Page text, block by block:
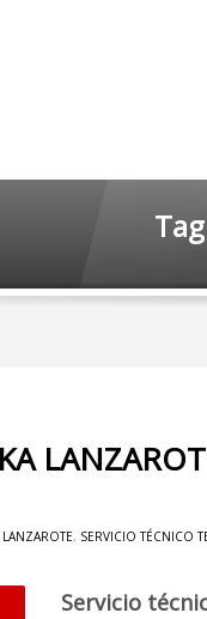
LANZAROTE, SERVICIO TÉCNICO
Servicio